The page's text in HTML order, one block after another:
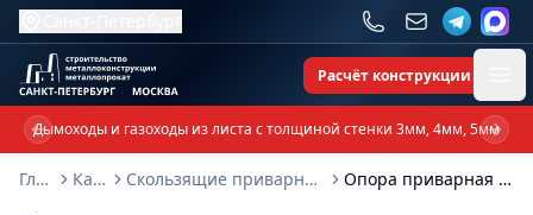
Расчёт конструкции
Дымоходы и газоходы из листа с толщиной стенки 3мм, 4мм, 5мм
Previous slide
Главная
Каталог Скользящие приварные опоры ТС-624-000 Опора приварная ТС-624.000 — 026